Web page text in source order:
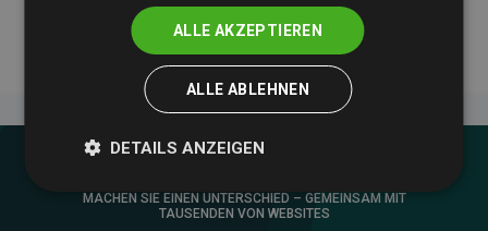
messbare Klimawirkung unseres Ansatzes.
MACHEN SIE EINEN UNTERSCHIED – GEMEINSAM MIT
TAUSENDEN VON WEBSITES
ALLE AKZEPTIEREN
ALLE ABLEHNEN
DETAILS ANZEIGEN